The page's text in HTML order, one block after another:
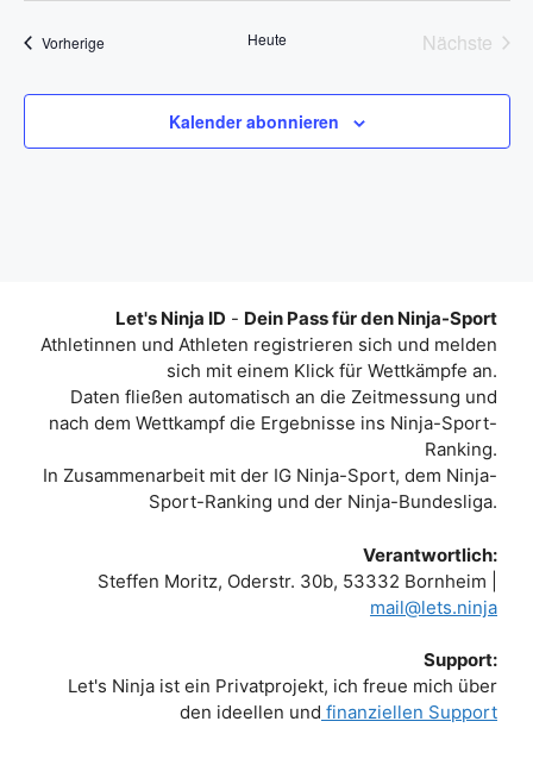
VorherigeVeranstaltungen Heute
Nächste
Kalender abonnieren
Let's Ninja ID - Dein Pass für den Ninja-Sport
Athletinnen und Athleten registrieren sich und melden
sich mit einem Klick für Wettkämpfe an.
Daten fließen automatisch an die Zeitmessung und
nach dem Wettkampf die Ergebnisse ins Ninja-Sport-
Ranking.
In Zusammenarbeit mit der IG Ninja-Sport, dem Ninja-
Sport-Ranking und der Ninja-Bundesliga.
Verantwortlich:
Steffen Moritz, Oderstr. 30b, 53332 Bornheim |
mail@lets.ninja
Support:
Let's Ninja ist ein Privatprojekt, ich freue mich über
den ideellen und finanziellen Support